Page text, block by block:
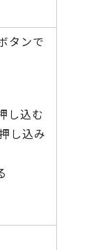
タンで
し込む
し込み